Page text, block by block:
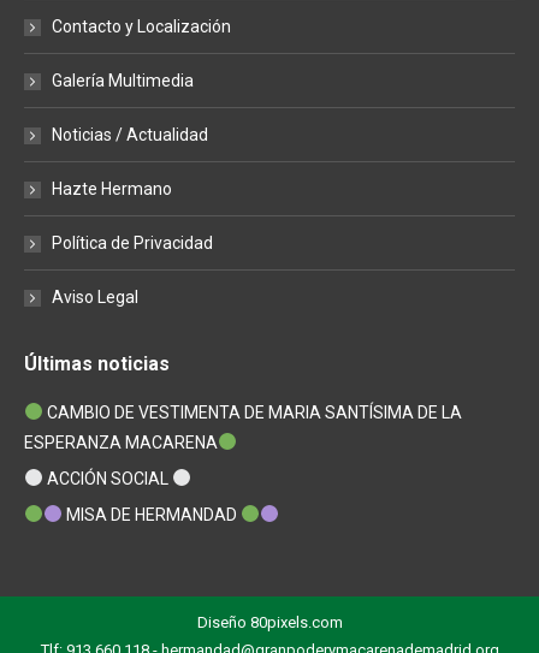
windowwindowwindow
Contacto y Localización
Galería Multimedia
Noticias / Actualidad
Hazte Hermano
Política de Privacidad
Aviso Legal
Últimas noticias
CAMBIO DE VESTIMENTA DE MARIA SANTÍSIMA DE LA
ESPERANZA MACARENA
ACCIÓN SOCIAL
MISA DE HERMANDAD
Diseño 80pixels.com